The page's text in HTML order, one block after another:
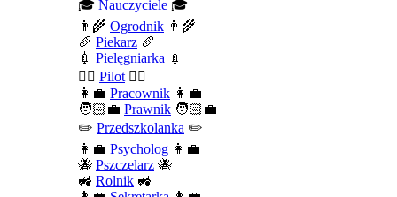
🎓 Nauczyciele 🎓
👨‍🌾 Ogrodnik 👨‍🌾
🥖 Piekarz 🥖
💉 Pielęgniarka 💉
👨‍✈️ Pilot 👨‍✈️
👩‍💼 Pracownik 👩‍💼
🧑🏻‍💼 Prawnik 🧑🏻‍💼
✏️ Przedszkolanka ✏️
👩‍💼 Psycholog 👩‍💼
🐝 Pszczelarz 🐝
🚜 Rolnik 🚜